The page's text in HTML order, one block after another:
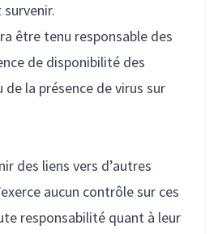
être tenu responsable des
de disponibilité des
la présence de virus sur
des liens vers d’autres
aucun contrôle sur ces
responsabilité quant à leur